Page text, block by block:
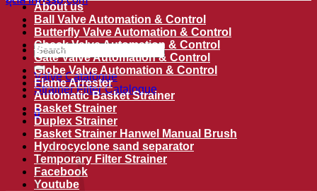
ค้นหา:
Valve Catalogue
Strainer Filter Catalogue
0
ตะกร้าสินค้า
About us
Ball Valve Automation & Control
Butterfly Valve Automation & Control
Check Valve Automation & Control
Gate Valve Automation & Control
Globe Valve Automation & Control
Flame Arrester
Automatic Basket Strainer
Basket Strainer
Duplex Strainer
Basket Strainer Hanwel Manual Brush
Hydrocyclone sand separator
Temporary Filter Strainer
Facebook
Youtube